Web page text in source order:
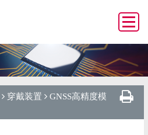
穿戴装置
GNSS高精度模